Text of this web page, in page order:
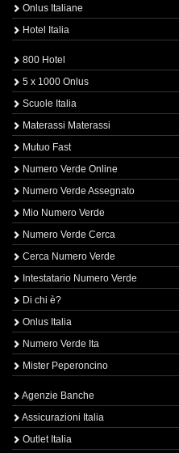
Onlus Italiane
Hotel Italia
800 Hotel
5 x 1000 Onlus
Scuole Italia
Materassi Materassi
Mutuo Fast
Numero Verde Online
Numero Verde Assegnato
Mio Numero Verde
Numero Verde Cerca
Cerca Numero Verde
Intestatario Numero Verde
Di chi è?
Onlus Italia
Numero Verde Ita
Mister Peperoncino
Agenzie Banche
Assicurazioni Italia
Outlet Italia